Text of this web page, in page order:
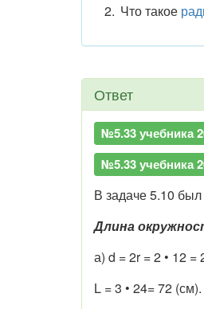
Что такое
Ответ
№5.33 учебника
№5.33 учебника
В задаче 5.10
Длина
а) d = 2r = 2 • 12 =
L = 3 • 24= 72 (см).